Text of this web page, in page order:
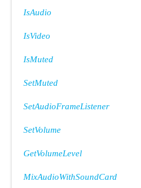
IsAudio
IsVideo
IsMuted
SetMuted
SetAudioFrameListener
SetVolume
GetVolumeLevel
MixAudioWithSoundCard